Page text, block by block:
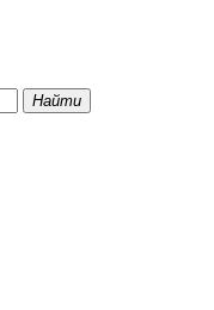
Найти